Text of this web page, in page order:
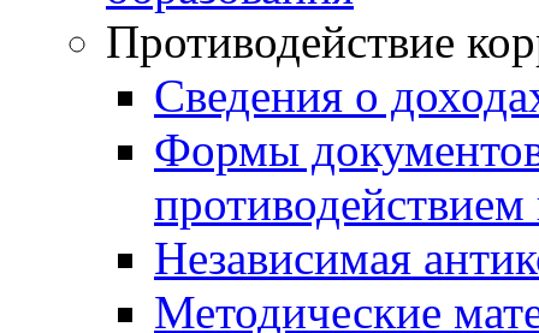
Противодействие
Сведения о
Формы
Независимая
Методические